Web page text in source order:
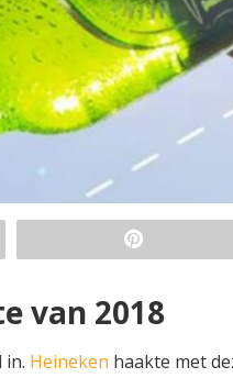
van 2018
in. Heineken haakte met